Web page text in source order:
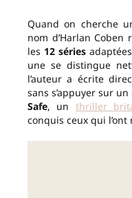
Quand on cherche
nom d’Harlan
les 12 séries
une se distingue
l’auteur a écrite
sans s’appuyer sur
Safe, un thriller
conquis ceux qui l’ont